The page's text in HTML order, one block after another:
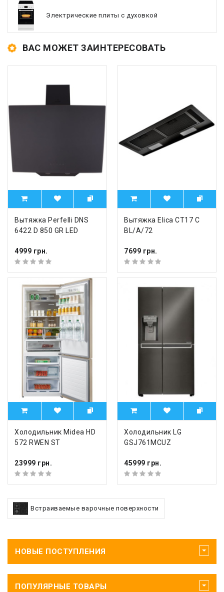
Электрические плиты с духовкой
ВАС МОЖЕТ ЗАИНТЕРЕСОВАТЬ
Вытяжка Perfelli DNS
6422 D 850 GR LED
4999 грн.
Вытяжка Elica CT17 C
BL/A/72
7699 грн.
Холодильник Midea HD
572 RWEN ST
23999 грн.
Холодильник LG
GSJ761MCUZ
45999 грн.
Встраиваемые варочные поверхности
НОВЫЕ ПОСТУПЛЕНИЯ
ПОПУЛЯРНЫЕ ТОВАРЫ